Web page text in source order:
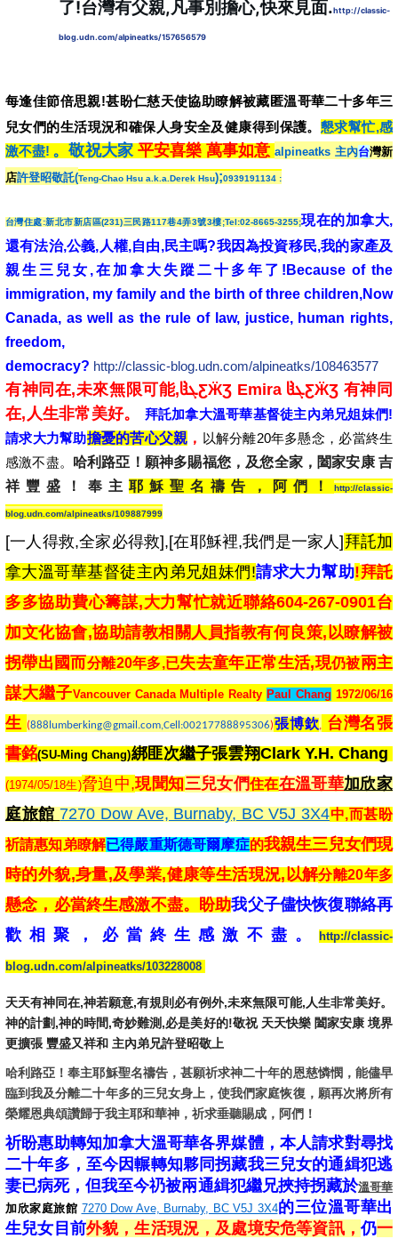
了!台灣有父親,凡事別擔心,快來見面.http://classic-
blog.udn.com/alpineatks/157656579
每逢佳節倍思親!甚盼仁慈天使協助瞭解被藏匿溫哥華二十多年三
兒女們的生活現況和確保人身安全及健康得到保護。 懇求幫忙,感
激不盡! 。敬祝大家 平安喜樂 萬事如意 alpineatks 主內台灣新
店許登昭敬託(Teng-Chao Hsu a.k.a.Derek Hsu);0939191134 :
台灣住處:新北市新店區(231)三民路117巷4弄3號3樓;Tel:02-8665-3255;現在的加拿大,
還有法治,公義,人權,自由,民主嗎?我因為投資移民,我的家產及
親生三兒女,在加拿大失蹤二十多年了!Because of the
immigration, my family and the birth of three children,Now
Canada, as well as the rule of law, justice, human rights,
freedom,
democracy? http://classic-blog.udn.com/alpineatks/108463577
有神同在,未來無限可能,ჱܓƸӜƷ Emira ჱܓƸӜƷ 有神同
在,人生非常美好。
拜託加拿大溫哥華基督徒主內弟兄姐妹們!
請求大力幫助擔憂的苦心父親 ， 以解分離20年多懸念，必當終生
感激不盡。 哈利路亞！願神多賜福您，及您全家，闔家安康 吉
祥豐盛！奉主 耶穌聖名禱告，阿們！ http://classic-
blog.udn.com/alpineatks/109887999
[一人得救,全家必得救],[在耶穌裡,我們是一家人]拜託加
拿大溫哥華基督徒主內弟兄姐妹們!請求大力幫助!拜託
多多協助費心籌謀,大力幫忙就近聯絡604-267-0901台
加文化協會,協助請教相關人員指教有何良策,以瞭解被
拐帶出國而分離20年多,已失去童年正常生活,現仍被兩主
謀大繼子Vancouver Canada Multiple RealtyPaul Chang 1972/06/16
生 (888lumberking@gmail.com,Cell:00217788895306)張博欽, 台灣名張
書銘(SU-Ming Chang)綁匪次繼子張雲翔Clark Y.H. Chang
(1974/05/18生)脅迫中,現聞知三兒女們住在在溫哥華加欣家
庭旅館 7270 Dow Ave, Burnaby, BC V5J 3X4中,而甚盼
祈請惠知弟瞭解已得嚴重斯德哥爾摩症的我親生三兒女們現
時的外貌,身量,及學業,健康等生活現況,以解分離20年多
懸念，必當終生感激不盡。盼助我父子儘快恢復聯絡再
歡相聚， 必當 終生感激不盡。http://classic-
blog.udn.com/alpineatks/103228008
天天有神同在,神若願意,有規則必有例外,未來無限可能,人生非常美好。
神的計劃,神的時間,奇妙難測,必是美好的!敬祝 天天快樂 闔家安康 境界
更擴張 豐盛又祥和 主內弟兄許登昭敬上
哈利路亞！奉主耶穌聖名禱告，甚願祈求神二十年的恩慈憐憫，能儘早
臨到我及分離二十年多的三兒女身上，使我們家庭恢復，願再次將所有
榮耀恩典頌讚歸于我主耶和華神，祈求垂聽賜成，阿們！
祈盼惠助轉知加拿大溫哥華各界媒體，本人請求對尋找
二十年多，至今因輾轉知夥同拐藏我三兒女的通緝犯逃
妻已病死，但我至今礽被兩通緝犯繼兄挾持拐藏於溫哥華
加欣家庭旅館 7270 Dow Ave, Burnaby, BC V5J 3X4的三位溫哥華出
生兒女目前外貌，生活現況 ，及處境安危等資訊，仍一